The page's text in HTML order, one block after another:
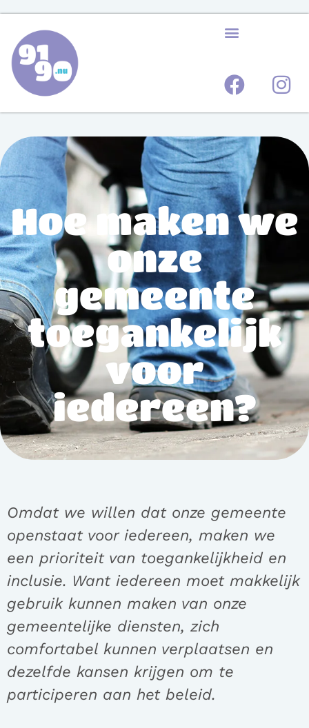
Hoe maken we
onze
gemeente
toegankelijk
voor
iedereen?
Omdat we willen dat onze gemeente
openstaat voor iedereen, maken we
een prioriteit van toegankelijkheid en
inclusie. Want iedereen moet makkelijk
gebruik kunnen maken van onze
gemeentelijke diensten, zich
comfortabel kunnen verplaatsen en
dezelfde kansen krijgen om te
participeren aan het beleid.